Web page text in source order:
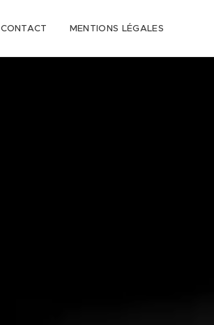
CONTACT MENTIONS LÉGALES